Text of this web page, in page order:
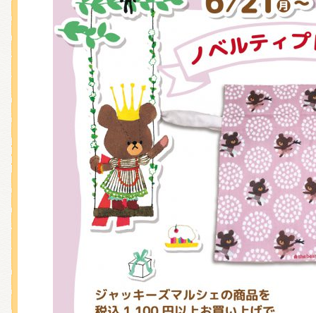
くまのがっこう しょくいんしつ
くまのがっこう 家庭科部